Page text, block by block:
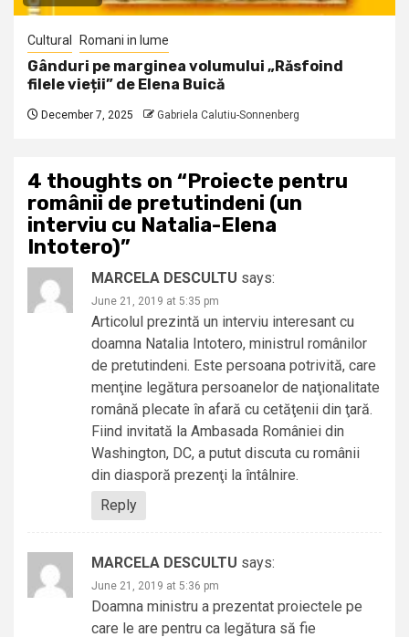
Cultural Romani in lume
Gânduri pe marginea volumului „Răsfoind
filele vieții” de Elena Buică
December 7, 2025 Gabriela Calutiu-Sonnenberg
4 thoughts on “Proiecte pentru
românii de pretutindeni (un
interviu cu Natalia-Elena
Intotero)”
MARCELA DESCULTU says:
June 21, 2019 at 5:35 pm
Articolul prezintă un interviu interesant cu
doamna Natalia Intotero, ministrul românilor
de pretutindeni. Este persoana potrivită, care
menţine legătura persoanelor de naţionalitate
română plecate în afară cu cetăţenii din ţară.
Fiind invitată la Ambasada României din
Washington, DC, a putut discuta cu românii
din diasporă prezenţi la întâlnire.
Reply
MARCELA DESCULTU says:
June 21, 2019 at 5:36 pm
Doamna ministru a prezentat proiectele pe
care le are pentru ca legătura să fie